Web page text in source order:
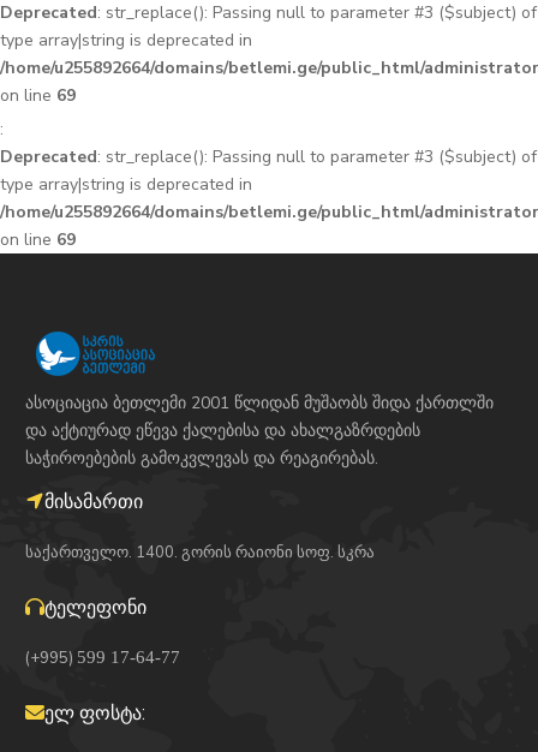
Deprecated: str_replace(): Passing null to parameter #3 ($subject) of
type array|string is deprecated in
/home/u255892664/domains/betlemi.ge/public_html/
on line 69
:
Deprecated: str_replace(): Passing null to parameter #3 ($subject) of
type array|string is deprecated in
/home/u255892664/domains/betlemi.ge/public_html/
on line 69
ასოციაცია ბეთლემი 2001 წლიდან მუშაობს შიდა ქართლში
და აქტიურად ეწევა ქალებისა და ახალგაზრდების
საჭიროებების გამოკვლევას და რეაგირებას.
მისამართი
საქართველო. 1400. გორის რაიონი სოფ. სკრა
ტელეფონი
(+995) 599 17-64-77
ელ ფოსტა: